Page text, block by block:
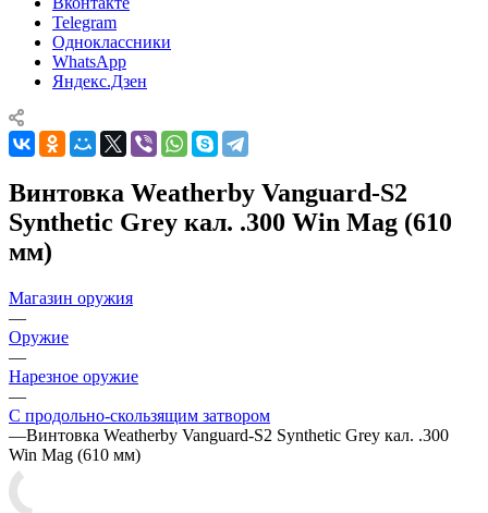
Telegram
Одноклассники
WhatsApp
Яндекс.Дзен
Винтовка Weatherby Vanguard-S2
Synthetic Grey кал. .300 Win Mag (610
мм)
Магазин оружия
—
Оружие
—
Нарезное оружие
—
С продольно-скользящим затвором
—Винтовка Weatherby Vanguard-S2 Synthetic Grey кал. .300
Win Mag (610 мм)